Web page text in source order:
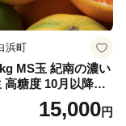
いで湯。良質な
、棟方志功、小
ます。
浜町
MS玉 紀南の濃い
高糖度 10月以降発
被覆栽培15,000円